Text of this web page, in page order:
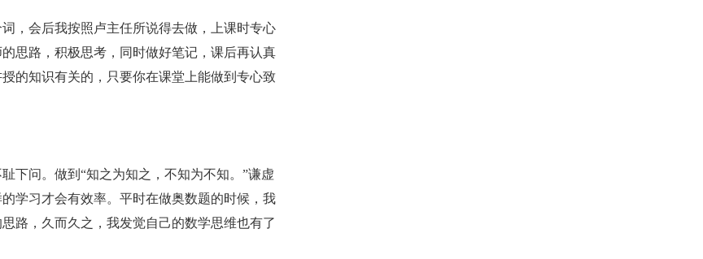
，会后我按照卢主任所说得去做，上课时专心
思路，积极思考，同时做好笔记，课后再认真
的知识有关的，只要你在课堂上能做到专心致
下问。做到“知之为知之，不知为不知。”谦虚
学习才会有效率。平时在做奥数题的时候，我
路，久而久之，我发觉自己的数学思维也有了